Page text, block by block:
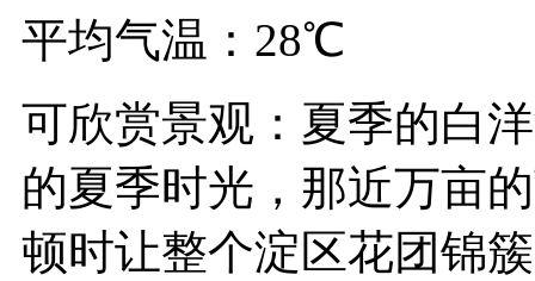
平均气温：28℃
可欣赏景观：夏季的白
的夏季时光，那近万亩
顿时让整个淀区花团锦